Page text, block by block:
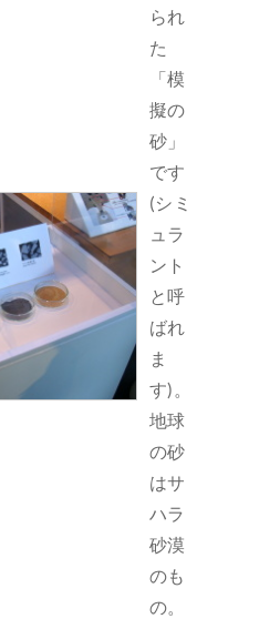
られ
た
「模
擬の
砂」
です
(シミ
ュラ
ント
と呼
ばれ
ま
す)。
地球
の砂
はサ
ハラ
砂漠
のも
の。